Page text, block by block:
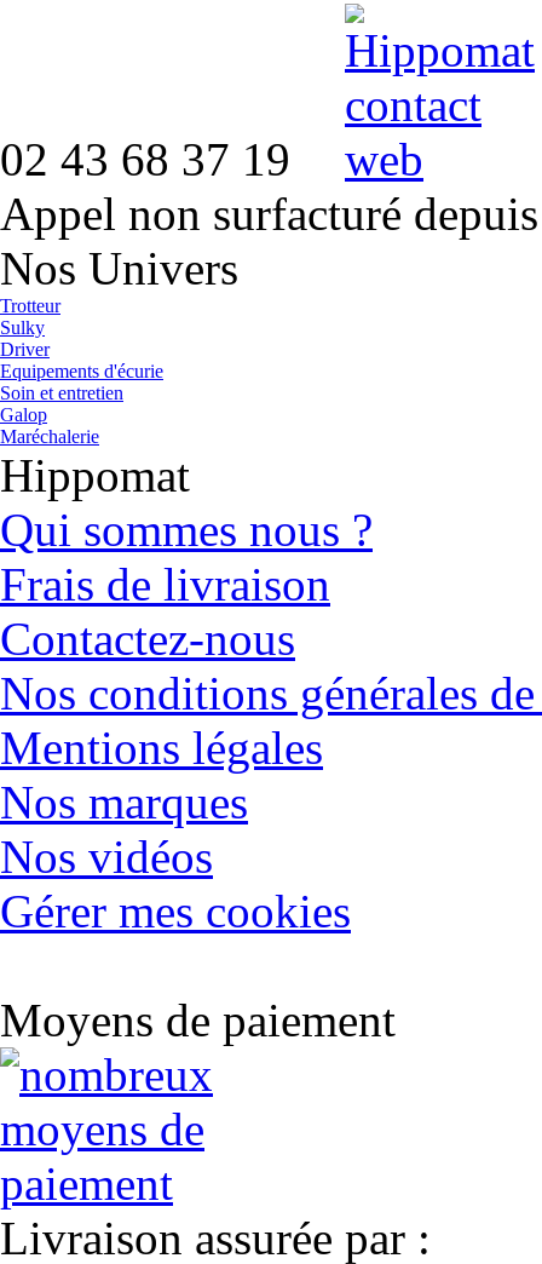
02 43 68 37 19
Appel non surfacturé
Nos Univers
Trotteur
Sulky
Driver
Equipements d'écurie
Soin et entretien
Galop
Maréchalerie
Hippomat
Qui sommes nous ?
Frais de livraison
Contactez-nous
Nos conditions générales
Mentions légales
Nos marques
Nos vidéos
Gérer mes cookies
Moyens de paiement
Livraison assurée par :